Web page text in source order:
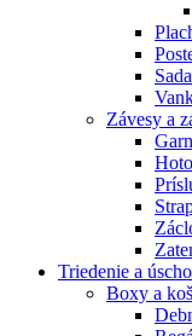
Závesy a
Triedenie a
Boxy a